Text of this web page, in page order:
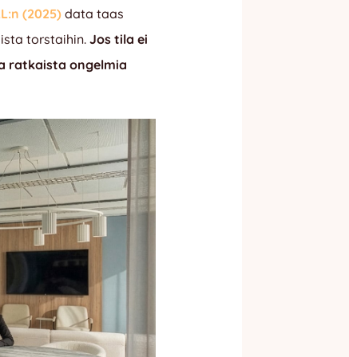
(2025)data taas
torstaihin. Jos tila ei
ratkaista ongelmia